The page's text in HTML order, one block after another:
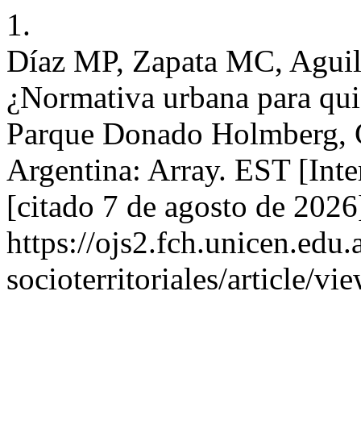
1.
Díaz MP, Zapata MC,
¿Normativa urbana para
Parque Donado Holmberg,
Argentina: Array. EST
[citado 7 de agosto de
https://
socioterritoriales/article/